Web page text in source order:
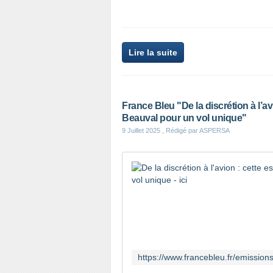
Lire la suite
France Bleu "De la discrétion à
Beauval pour un vol unique"
9 Juillet 2025 , Rédigé par ASPERSA